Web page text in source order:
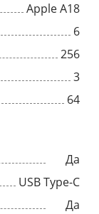
Apple A18
6
256
3
64
Да
USB Type-C
Да